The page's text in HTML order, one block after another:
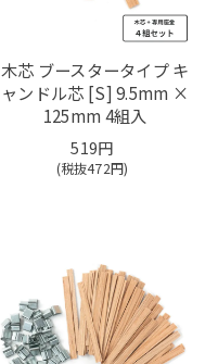
木芯 ブースタータイプ キ
ャンドル芯 [S] 9.5mm ×
125mm 4組入
519円
(税抜472円)